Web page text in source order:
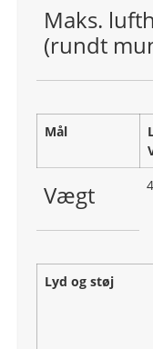
Maks.
(rundt
Mål
Vægt
Lyd og støj